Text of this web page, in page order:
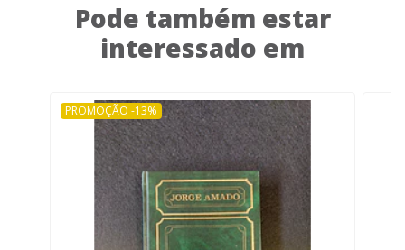
Pode também estar
interessado em
PROMOÇÃO -13%